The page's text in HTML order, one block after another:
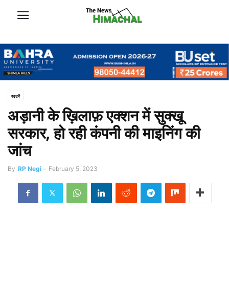
खबरें
अड़ानी के ख़िलाफ़ एक्शन में सुक्खू
सरकार, हो रही कंपनी की माइनिंग की
जांच
By RP Negi - February 5, 2023